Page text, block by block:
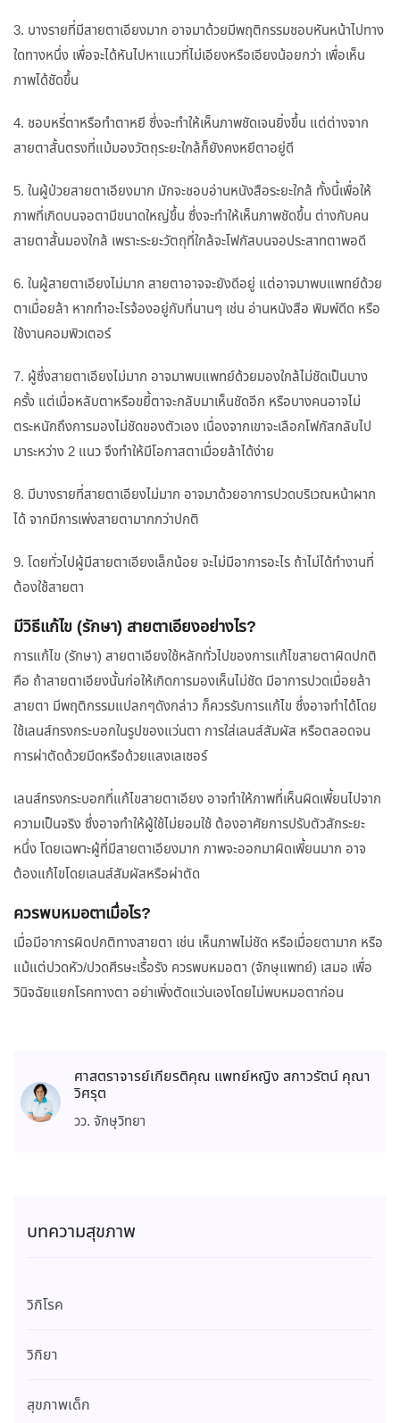
3. บางรายที่มีสายตาเอียงมาก อาจมาด้วยมีพฤติกรรมชอบหันหน้าไปทาง
ใดทางหนึ่ง เพื่อจะได้หันไปหาแนวที่ไม่เอียงหรือเอียงน้อยกว่า เพื่อเห็น
ภาพได้ชัดขึ้น
4. ชอบหรี่ตาหรือทำตาหยี ซึ่งจะทำให้เห็นภาพชัดเจนยิ่งขึ้น แต่ต่างจาก
สายตาสั้นตรงที่แม้มองวัตถุระยะใกล้ก็ยังคงหยีตาอยู่ดี
5. ในผู้ป่วยสายตาเอียงมาก มักจะชอบอ่านหนังสือระยะใกล้ ทั้งนี้เพื่อให้
ภาพที่เกิดบนจอตามีขนาดใหญ่ขึ้น ซึ่งจะทำให้เห็นภาพชัดขึ้น ต่างกับคน
สายตาสั้นมองใกล้ เพราะระยะวัตถุที่ใกล้จะโฟกัสบนจอประสาทตาพอดี
6. ในผู้สายตาเอียงไม่มาก สายตาอาจจะยังดีอยู่ แต่อาจมาพบแพทย์ด้วย
ตาเมื่อยล้า หากทำอะไรจ้องอยู่กับที่นานๆ เช่น อ่านหนังสือ พิมพ์ดีด หรือ
ใช้งานคอมพิวเตอร์
7. ผู้ซึ่งสายตาเอียงไม่มาก อาจมาพบแพทย์ด้วยมองใกล้ไม่ชัดเป็นบาง
ครั้ง แต่เมื่อหลับตาหรือขยี้ตาจะกลับมาเห็นชัดอีก หรือบางคนอาจไม่
ตระหนักถึงการมองไม่ชัดของตัวเอง เนื่องจากเขาจะเลือกโฟกัสกลับไป
มาระหว่าง 2 แนว จึงทำให้มีโอกาสตาเมื่อยล้าได้ง่าย
8. มีบางรายที่สายตาเอียงไม่มาก อาจมาด้วยอาการปวดบริเวณหน้าผาก
ได้ จากมีการเพ่งสายตามากกว่าปกติ
9. โดยทั่วไปผู้มีสายตาเอียงเล็กน้อย จะไม่มีอาการอะไร ถ้าไม่ได้ทำงานที่
ต้องใช้สายตา
มีวิธีแก้ไข (รักษา) สายตาเอียงอย่างไร?
การแก้ไข (รักษา) สายตาเอียงใช้หลักทั่วไปของการแก้ไขสายตาผิดปกติ
คือ ถ้าสายตาเอียงนั้นก่อให้เกิดการมองเห็นไม่ชัด มีอาการปวดเมื่อยล้า
สายตา มีพฤติกรรมแปลกๆดังกล่าว ก็ควรรับการแก้ไข ซึ่งอาจทำได้โดย
ใช้เลนส์ทรงกระบอกในรูปของแว่นตา การใส่เลนส์สัมผัส หรือตลอดจน
การผ่าตัดด้วยมีดหรือด้วยแสงเลเซอร์
เลนส์ทรงกระบอกที่แก้ไขสายตาเอียง อาจทำให้ภาพที่เห็นผิดเพี้ยนไปจาก
ความเป็นจริง ซึ่งอาจทำให้ผู้ใช้ไม่ยอมใช้ ต้องอาศัยการปรับตัวสักระยะ
หนึ่ง โดยเฉพาะผู้ที่มีสายตาเอียงมาก ภาพจะออกมาผิดเพี้ยนมาก อาจ
ต้องแก้ไขโดยเลนส์สัมผัสหรือผ่าตัด
ควรพบหมอตาเมื่อไร?
เมื่อมีอาการผิดปกติทางสายตา เช่น เห็นภาพไม่ชัด หรือเมื่อยตามาก หรือ
แม้แต่ปวดหัว/ปวดศีรษะเรื้อรัง ควรพบหมอตา (จักษุแพทย์) เสมอ เพื่อ
วินิจฉัยแยกโรคทางตา อย่าเพิ่งตัดแว่นเองโดยไม่พบหมอตาก่อน
ศาสตราจารย์เกียรติคุณ แพทย์หญิง สกาวรัตน์ คุณา
วิศรุต
วว. จักษุวิทยา
บทความสุขภาพ
วิกิโรค
วิกิยา
สุขภาพเด็ก